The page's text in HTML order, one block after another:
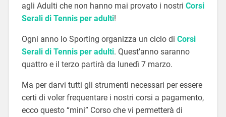
agli Adulti che non hanno mai provato i nostri Corsi
Serali di Tennis per adulti!
Ogni anno lo Sporting organizza un ciclo di Corsi
Serali di Tennis per adulti. Quest’anno saranno
quattro e il terzo partirà da lunedì 7 marzo.
Ma per darvi tutti gli strumenti necessari per essere
certi di voler frequentare i nostri corsi a pagamento,
ecco questo “mini” Corso che vi permetterà di